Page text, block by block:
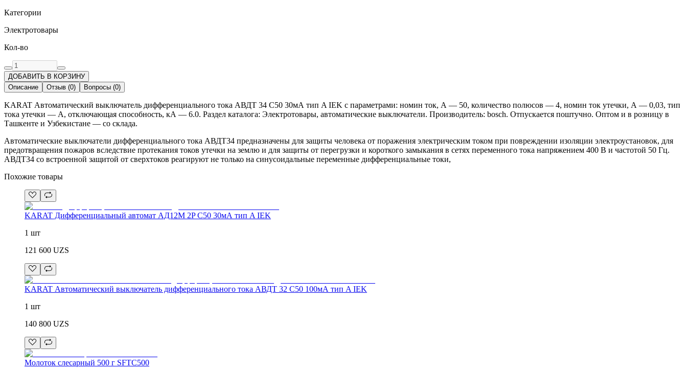
Категории
Электротовары
Кол-во
ДОБАВИТЬ В КОРЗИНУ
Описание
Отзыв (0) Вопросы (0)
KARAT Автоматический выключатель дифференциального тока АВДТ 34 C50 30мА тип A IEK с параметрами: номин ток, А — 50, количество полюсов — 4, номин ток утечки, А — 0,03, тип
тока утечки — A, отключающая способность, кА — 6.0. Раздел каталога: Электротовары, автоматические выключатели. Производитель: bosch. Отпускается поштучно. Оптом и в розницу в
Ташкенте и Узбекистане — со склада.
Автоматические выключатели дифференциального тока АВДТ34 предназначены для защиты человека от поражения электрическим током при повреждении изоляции электроустановок, для
предотвращения пожаров вследствие протекания токов утечки на землю и для защиты от перегрузки и короткого замыкания в сетях переменного тока напряжением 400 В и частотой 50 Гц.
АВДТ34 со встроенной защитой от сверхтоков реагируют не только на синусоидальные переменные дифференциальные токи,
Похожие товары
KARAT Дифференциальный автомат АД12M 2P C50 30мА тип A IEK
1 шт
121 600 UZS
KARAT Автоматический выключатель дифференциального тока АВДТ 32 C50 100мА тип A IEK
1 шт
140 800 UZS
Молоток слесарный 500 г SFTC500